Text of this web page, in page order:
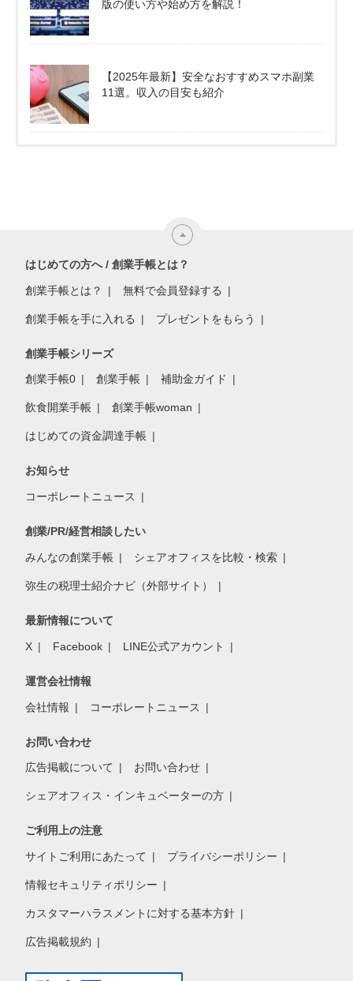
版の使い方や始め方を解説！
【2025年最新】安全なおすすめスマホ副業
11選。収入の目安も紹介
はじめての方へ / 創業手帳とは？
創業手帳とは？ 無料で会員登録する
創業手帳を手に入れる プレゼントをもらう
創業手帳シリーズ
創業手帳0 創業手帳 補助金ガイド
飲食開業手帳 創業手帳woman
はじめての資金調達手帳
お知らせ
コーポレートニュース
創業/PR/経営相談したい
みんなの創業手帳 シェアオフィスを比較・検索
弥生の税理士紹介ナビ（外部サイト）
最新情報について
X Facebook LINE公式アカウント
運営会社情報
会社情報 コーポレートニュース
お問い合わせ
広告掲載について お問い合わせ
シェアオフィス・インキュベーターの方
ご利用上の注意
サイトご利用にあたって プライバシーポリシー
情報セキュリティポリシー
カスタマーハラスメントに対する基本方針
広告掲載規約